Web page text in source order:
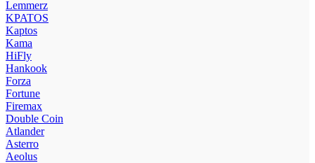
Lemmerz
KPATOS
Kaptos
Kama
HiFly
Hankook
Forza
Fortune
Firemax
Double Coin
Atlander
Asterro
Aeolus